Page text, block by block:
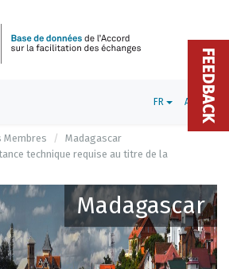
FR ADMIN
Membres
Madagascar
technique requise au titre de la
Madagascar
FEEDBACK